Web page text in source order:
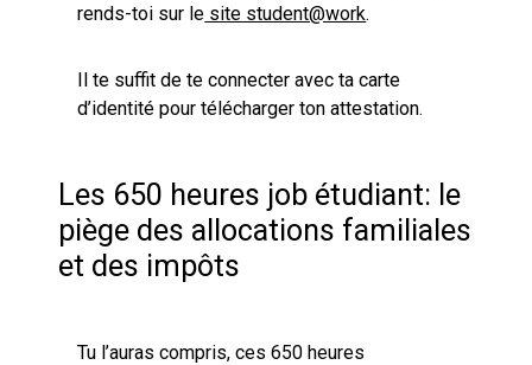
rends-toi sur le site student@work.
Il te suffit de te connecter avec ta carte
d’identité pour télécharger ton attestation.
Les 650 heures job étudiant: le
piège des allocations familiales
et des impôts
Tu l’auras compris, ces 650 heures